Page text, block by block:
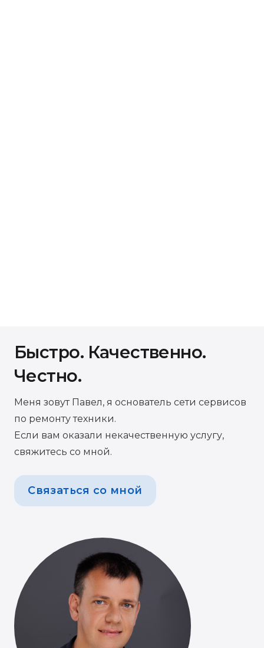
Быстро. Качественно.
Честно.
Меня зовут Павел, я основатель сети сервисов
по ремонту техники.
Если вам оказали некачественную услугу,
свяжитесь со мной.
Связаться со мной